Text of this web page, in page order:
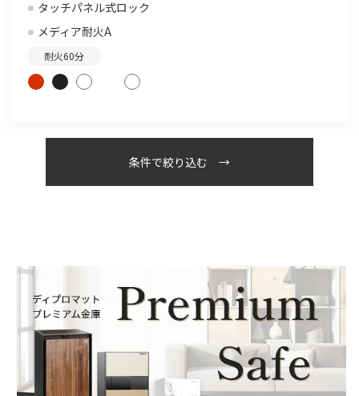
タッチパネル式ロック
メディア耐火A
耐火60分
条件で絞り込む →